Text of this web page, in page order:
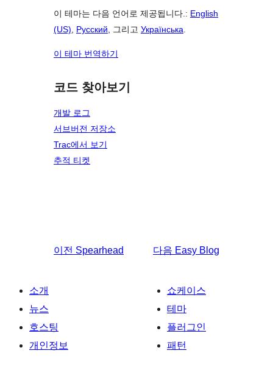
이 테마는 다음 언어로 제공됩니다.: English
(US), Русский, 그리고 Українська.
이 테마 번역하기
코드 찾아보기
개발 로그
서브버전 저장소
Trac에서 보기
추적 티켓
이전 Spearhead 다음 Easy Blog
소개
뉴스
호스팅
개인정보
쇼케이스
테마
플러그인
패턴